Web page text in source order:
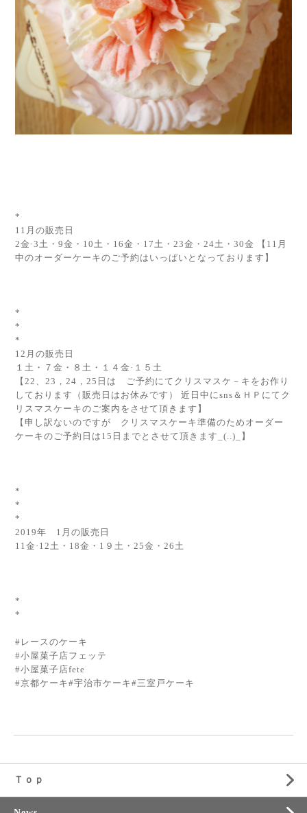
*
11月の販売日
2金·3土・9金・10土・16金・17土・23金・24土・30金 【11月
中のオーダーケーキのご予約はいっぱいとなっております】
*
*
*
12月の販売日
１土・７金・８土・１４金·１５土
【22、23，24，25日は ご予約にてクリスマスケ－キをお作り
しております（販売日はお休みです） 近日中にsns＆ＨＰにてク
リスマスケーキのご案内をさせて頂きます】
【申し訳ないのですが クリスマスケーキ準備のためオーダー
ケーキのご予約日は15日までとさせて頂きます_(..)_】
*
*
*
2019年 1月の販売日
11金·12土・18金・1９土・25金・26土
*
*
#レースのケーキ
#小屋菓子店フェッテ
#小屋菓子店fete
#京都ケーキ#宇治市ケーキ#三室戸ケーキ
Ｔｏｐ